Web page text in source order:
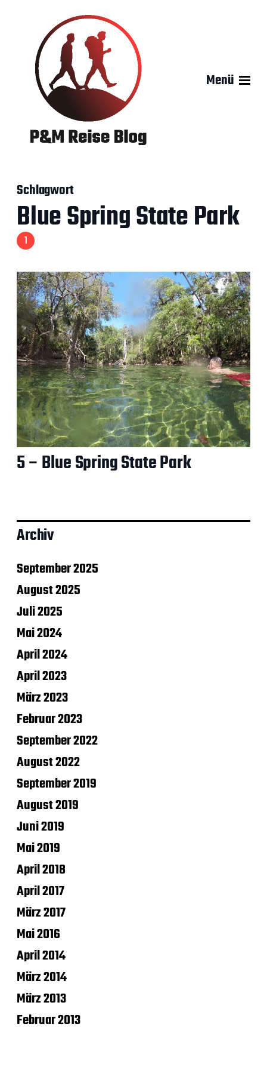
Menü
Schlagwort
Blue Spring State Park
1
5 – Blue Spring State Park
Archiv
September 2025
August 2025
Juli 2025
Mai 2024
April 2024
April 2023
März 2023
Februar 2023
September 2022
August 2022
September 2019
August 2019
Juni 2019
Mai 2019
April 2018
April 2017
März 2017
Mai 2016
April 2014
März 2014
März 2013
Februar 2013